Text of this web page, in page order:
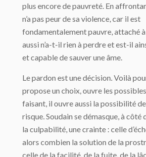
plus encore de pauvreté. En
n’a pas peur de sa violence, car il est
fondamentalement pauvre, attaché à
aussi n’a-t-il rien à perdre et est-il
et capable de sauver une âme.
Le pardon est une décision. Voilà
propose un choix, ouvre les
faisant, il ouvre aussi la possibilité de
risque. Soudain se démasque, à côté
la culpabilité, une crainte : celle
alors combien la solution de la
celle de la facilité, de la fuite, de la